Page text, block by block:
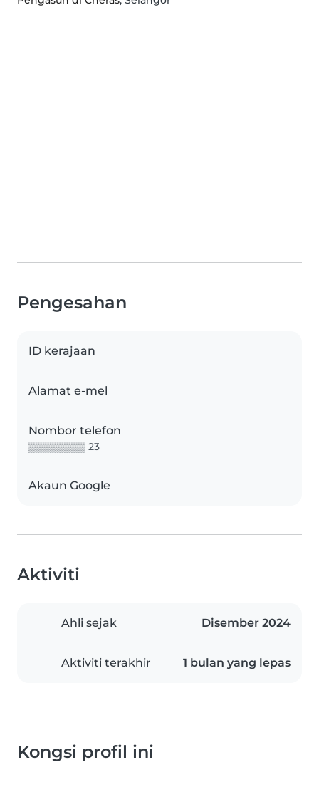
Pengesahan
ID kerajaan
Alamat e-mel
Nombor telefon
▒▒▒▒▒▒▒▒ 23
Akaun Google
Aktiviti
Ahli sejak Disember 2024
Aktiviti terakhir 1 bulan yang lepas
Kongsi profil ini